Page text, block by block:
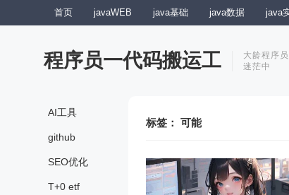
首页 javaWEB java基础 java数据 java
程序员一代码搬运工
大龄程序员
迷茫中
AI工具
github
SEO优化
T+0 etf
标签： 可能